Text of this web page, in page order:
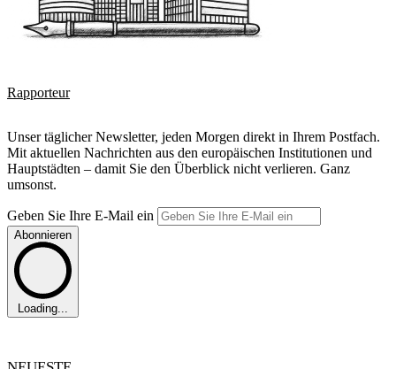
Rapporteur
Unser täglicher Newsletter, jeden Morgen direkt in Ihrem Postfach.
Mit aktuellen Nachrichten aus den europäischen Institutionen und
Hauptstädten – damit Sie den Überblick nicht verlieren. Ganz
umsonst.
Geben Sie Ihre E-Mail ein
Abonnieren
Loading...